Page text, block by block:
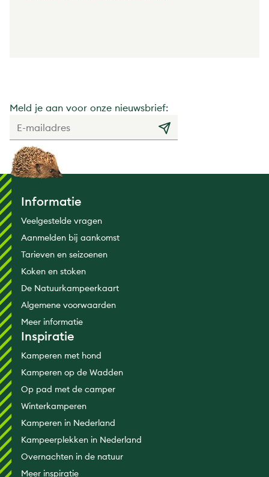
Meld je aan voor onze nieuwsbrief:
Informatie
Veelgestelde vragen
Aanmelden bij aankomst
Tarieven en seizoenen
Koken en stoken
De Natuurkampeerkaart
Algemene voorwaarden
Meer informatie
Inspiratie
Kamperen met hond
Kamperen op de Wadden
Op pad met de camper
Winterkamperen
Kamperen in Nederland
Kampeerplekken in Nederland
Overnachten in de natuur
Meer inspiratie